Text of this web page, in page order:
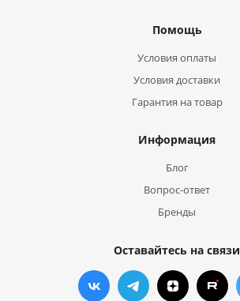
Помощь
Условия оплаты
Условия доставки
Гарантия на товар
Информация
Блог
Вопрос-ответ
Бренды
Оставайтесь на связи